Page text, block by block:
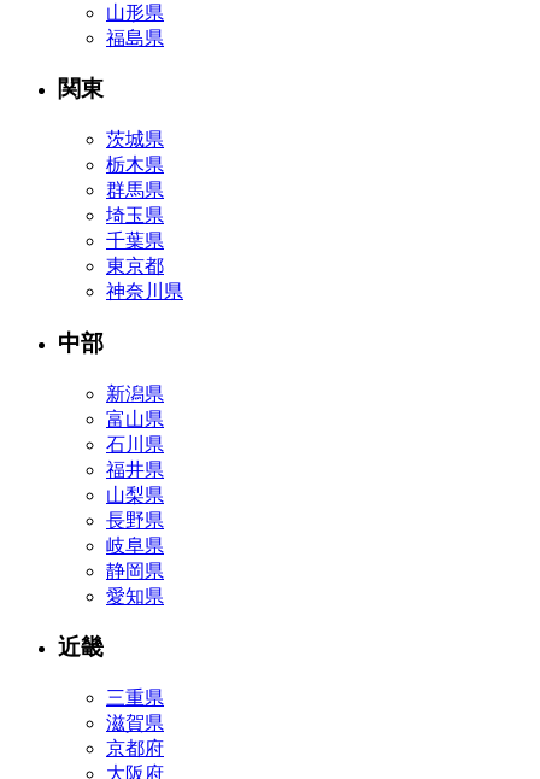
山形県
福島県
関東
茨城県
栃木県
群馬県
埼玉県
千葉県
東京都
神奈川県
中部
新潟県
富山県
石川県
福井県
山梨県
長野県
岐阜県
静岡県
愛知県
近畿
三重県
滋賀県
京都府
大阪府